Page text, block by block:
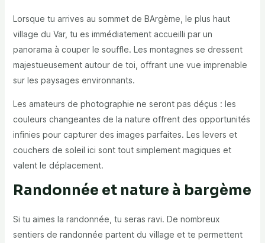
Lorsque tu arrives au sommet de BArgème, le plus haut
village du Var, tu es immédiatement accueilli par un
panorama à couper le souffle. Les montagnes se dressent
majestueusement autour de toi, offrant une vue imprenable
sur les paysages environnants.
Les amateurs de photographie ne seront pas déçus : les
couleurs changeantes de la nature offrent des opportunités
infinies pour capturer des images parfaites. Les levers et
couchers de soleil ici sont tout simplement magiques et
valent le déplacement.
Randonnée et nature à bargème
Si tu aimes la randonnée, tu seras ravi. De nombreux
sentiers de randonnée partent du village et te permettent